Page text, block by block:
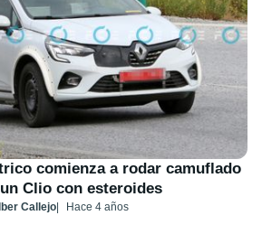
comienza a rodar camuflado
Clio con esteroides
Callejo Hace 4 años